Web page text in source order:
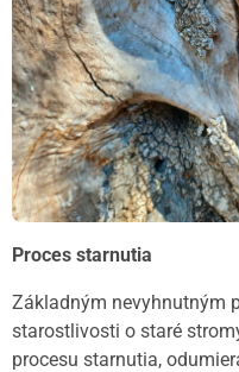
Proces starnutia
Základným nevyhnutným
starostlivosti o staré
procesu starnutia,